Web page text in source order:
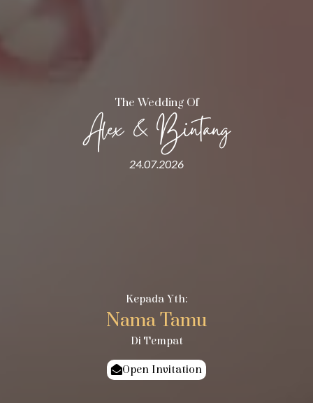
The Wedding Of
Alex & Bintang
24.07.2026
Kepada Yth:
Nama Tamu
Di Tempat
Open Invitation